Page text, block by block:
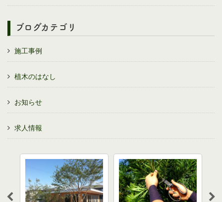
ブログカテゴリ
施工事例
植木のはなし
お知らせ
求人情報